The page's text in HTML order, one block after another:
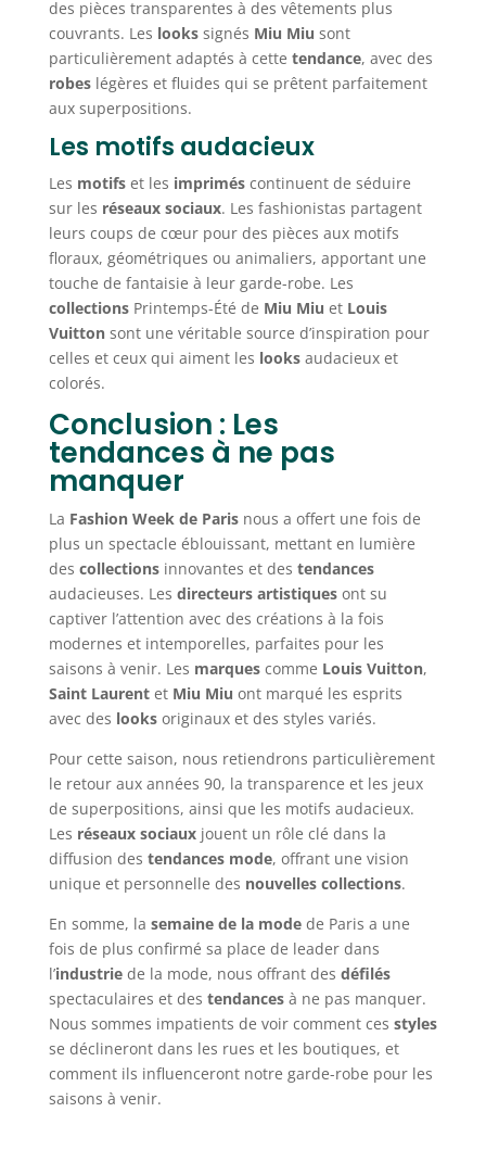
des pièces transparentes à des vêtements plus
couvrants. Les lookssignés Miu Miu sont
particulièrement adaptés à cette tendance, avec des
robeslégères et fluides qui se prêtent parfaitement
aux superpositions.
Les motifs audacieux
Les motifset les impriméscontinuent de séduire
sur les réseaux sociaux. Les fashionistas partagent
leurs coups de cœur pour des pièces aux motifs
floraux, géométriques ou animaliers, apportant une
touche de fantaisie à leur garde-robe. Les
collectionsPrintemps-Été de Miu Miu et Louis
Vuittonsont une véritable source d’inspiration pour
celles et ceux qui aiment les looksaudacieux et
colorés.
Conclusion : Les
tendances à ne pas
manquer
La Fashion Week de Parisnous a offert une fois de
plus un spectacle éblouissant, mettant en lumière
des collectionsinnovantes et des tendances
audacieuses. Les directeurs artistiquesont su
captiver l’attention avec des créations à la fois
modernes et intemporelles, parfaites pour les
saisons à venir. Les marquescomme Louis Vuitton,
Saint Laurentet Miu Miu ont marqué les esprits
avec des looksoriginaux et des styles variés.
Pour cette saison, nous retiendrons particulièrement
le retour aux années 90, la transparence et les jeux
de superpositions, ainsi que les motifs audacieux.
Les réseaux sociauxjouent un rôle clé dans la
diffusion des tendances mode, offrant une vision
unique et personnelle des nouvelles collections.
En somme, la semaine de la modede Paris a une
fois de plus confirmé sa place de leader dans
l’industriede la mode, nous offrant des défilés
spectaculaires et des tendancesà ne pas manquer.
Nous sommes impatients de voir comment ces styles
se déclineront dans les rues et les boutiques, et
comment ils influenceront notre garde-robe pour les
saisons à venir.